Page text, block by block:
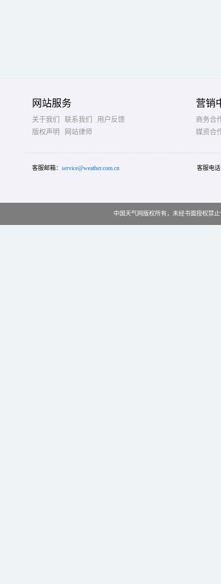
网站服务
关于我们 联系我们
用户反馈
版权声明
网站律师
营销
商务合
媒资合
客服邮箱： service@weather.com.cn 客服电
中国天气网版权所有，未经书面授权